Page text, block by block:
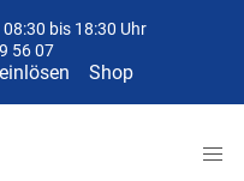
bis 18:30 Uhr
56 07
Shop